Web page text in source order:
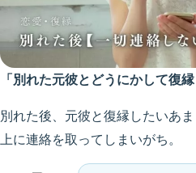
「別れた元彼とどうにかして復縁
別れた後、元彼と復縁したいあ
上に連絡を取ってしまいがち。